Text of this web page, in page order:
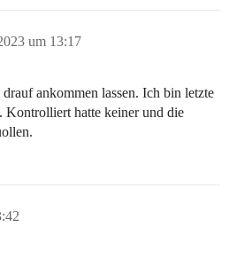
um 13:17
ankommen lassen. Ich bin letzte
Kontrolliert hatte keiner und die